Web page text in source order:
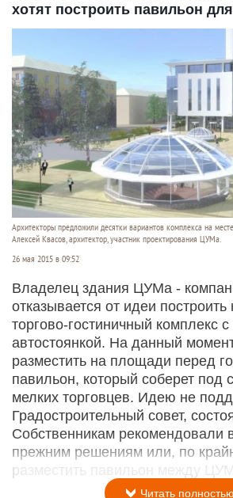
хотят построить павильон
Архитекторы предложили десятки вариантов комплекса на
Алексей Квасов, архитектор, участник проектирования ЦУМа.
26 мая 2015 в 09:52
Владелец здания ЦУМа -
отказывается от идеи построить
торгово-гостиничный комплекс
автостоянкой. На данный
разместить на площади перед
павильон, который соберет под
мелких торговцев. Идею не
Градостроительный совет,
Собственникам рекомендовали
прежним решениям или, по
разместить павильон между
Читать полностью